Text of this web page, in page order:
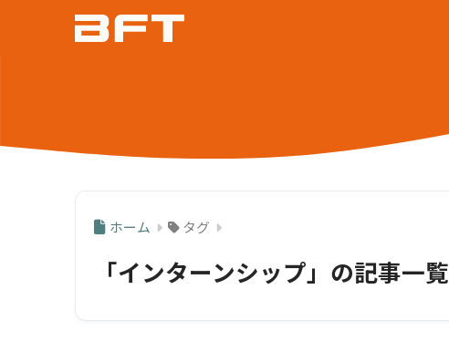
ホーム タグ
「インターンシップ」の記事一覧